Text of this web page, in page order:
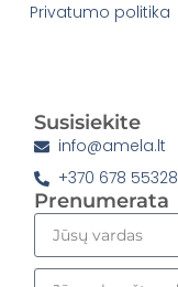
Privatumo politika
Susisiekite
info@amela.lt
+370 678 55328
Prenumerata